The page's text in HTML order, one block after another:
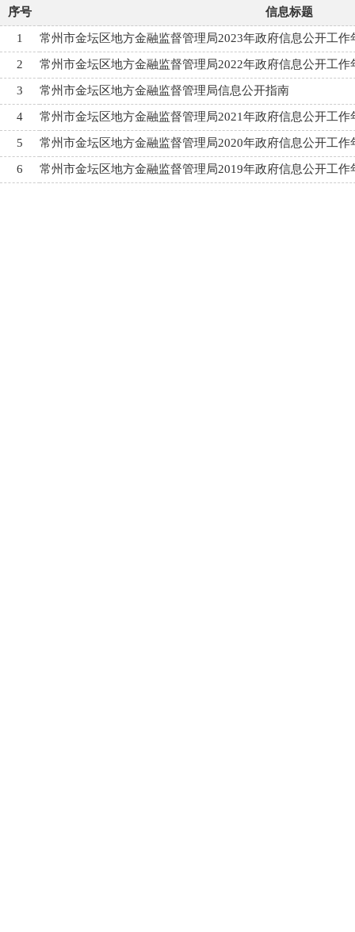
序号 信息标题
1 常州市金坛区地方金融监督管理局2023年政府信息公开工作
2 常州市金坛区地方金融监督管理局2022年政府信息公开工作
3 常州市金坛区地方金融监督管理局信息公开指南
4 常州市金坛区地方金融监督管理局2021年政府信息公开工作
5 常州市金坛区地方金融监督管理局2020年政府信息公开工作
6 常州市金坛区地方金融监督管理局2019年政府信息公开工作